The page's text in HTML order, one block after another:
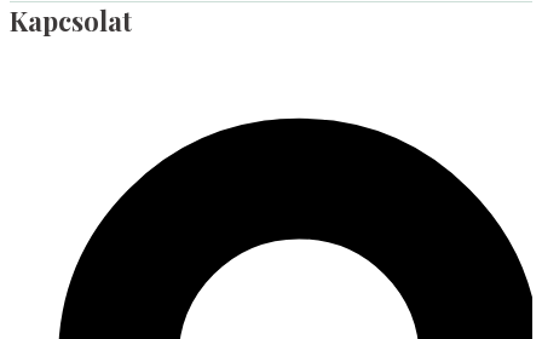
Kapcsolat